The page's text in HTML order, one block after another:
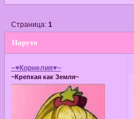
Наруто
Страница: 1
~♥Корнелия♥~
~Крепкая как Земля~